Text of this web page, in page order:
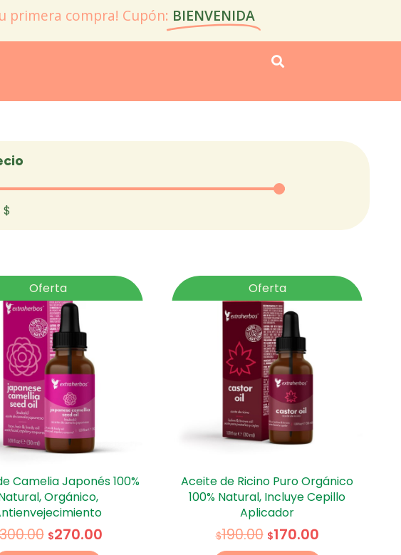
primera compra! Cupón: BIENVENIDA
$
Oferta
Camelia Japonés 100%
Orgánico,
$270.00
Oferta
Aceite de Ricino Puro Orgánico
100% Natural, Incluye Cepillo
Aplicador
$190.00 $170.00